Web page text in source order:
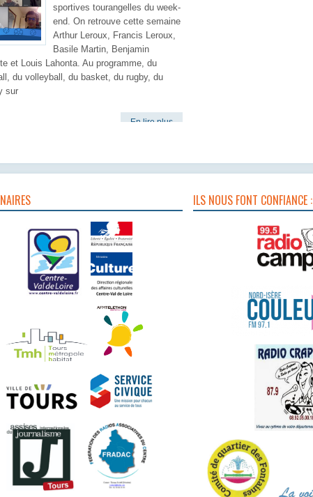
sportives tourangelles du week-
end. On retrouve cette semaine
Arthur Leroux, Francis Leroux,
Basile Martin, Benjamin
et Louis Lahonta. Au programme, du
du volleyball, du basket, du rugby, du
sur
En lire plus
ILS NOUS FONT CONFIANCE :